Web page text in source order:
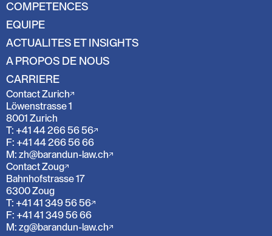
COMPETENCES
EQUIPE
ACTUALITES ET INSIGHTS
A PROPOS DE NOUS
CARRIERE
Contact Zurich
Löwenstrasse 1
8001 Zurich
T: +41 44 266 56 56
F: +41 44 266 56 66
M: zh@barandun-law.ch
Contact Zoug
Bahnhofstrasse 17
6300 Zoug
T: +41 41 349 56 56
F: +41 41 349 56 66
M: zg@barandun-law.ch